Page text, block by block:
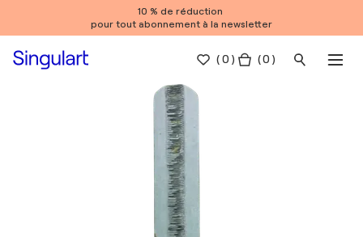
10 % de réduction
pour tout abonnement à la newsletter
(0 ) ( 0 )